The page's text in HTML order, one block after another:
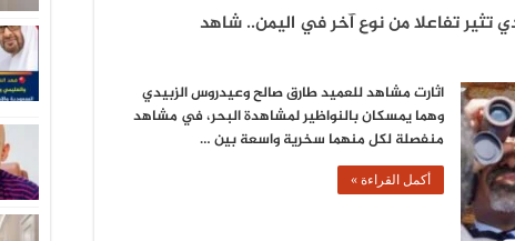
تثير تفاعلا من نوع آخر في اليمن.. شاهد
اثارت مشاهد للعميد طارق صالح وعيدروس الزبيدي
وهما يمسكان بالنواظير لمشاهدة البحر، في مشاهد
منفصلة لكل منهما سخرية واسعة بين …
أكمل القراءة »